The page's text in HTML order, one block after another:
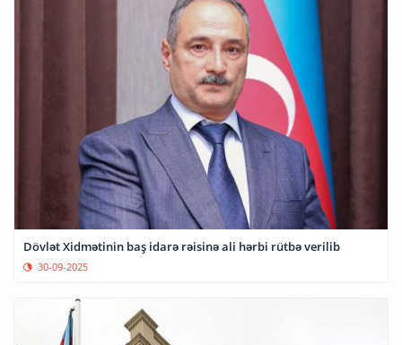
Dövlət Xidmətinin baş idarə rəisinə ali hərbi rütbə verilib
30-09-2025